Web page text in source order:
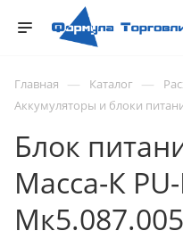
Главная — Каталог —
Аккумуляторы и блоки
Блок
Масса-К